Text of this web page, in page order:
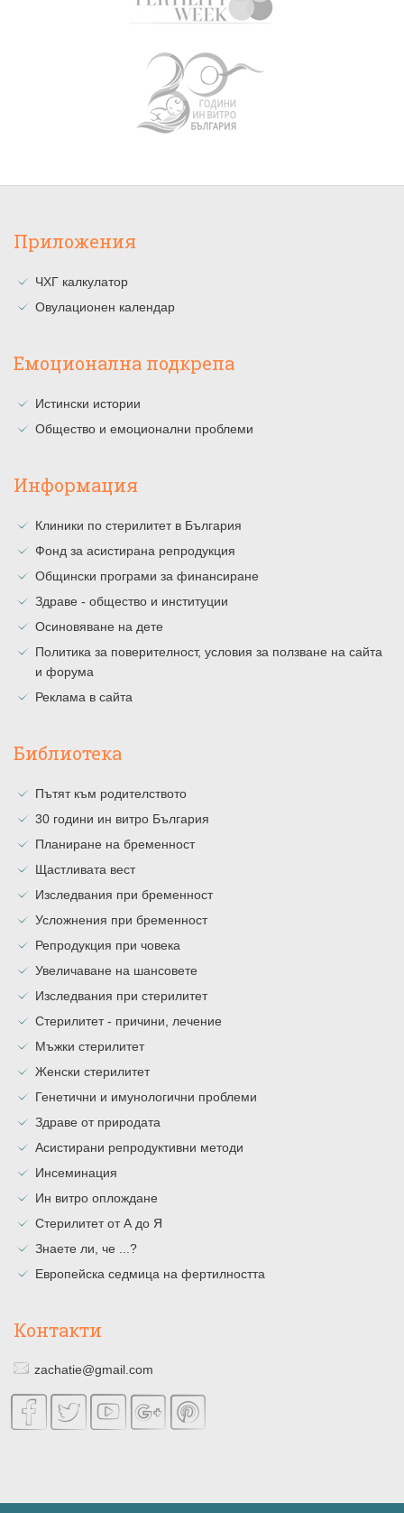
Приложения
ЧХГ калкулатор
Овулационен календар
Емоционална подкрепа
Истински истории
Общество и емоционални проблеми
Информация
Клиники по стерилитет в България
Фонд за асистирана репродукция
Общински програми за финансиране
Здраве - общество и институции
Осиновяване на дете
Политика за поверителност, условия за ползване на сайта
и форума
Реклама в сайта
Библиотека
Пътят към родителството
30 години ин витро България
Планиране на бременност
Щастливата вест
Изследвания при бременност
Усложнения при бременност
Репродукция при човека
Увеличаване на шансовете
Изследвания при стерилитет
Стерилитет - причини, лечение
Мъжки стерилитет
Женски стерилитет
Генетични и имунологични проблеми
Здраве от природата
Асистирани репродуктивни методи
Инсеминация
Ин витро оплождане
Стерилитет от А до Я
Знаете ли, че ...?
Европейска седмица на фертилността
Контакти
zachatie@gmail.com